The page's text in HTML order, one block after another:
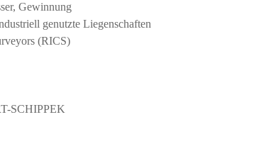
Gewinnung
genutzte Liegenschaften
(RICS)
SCHIPPEK